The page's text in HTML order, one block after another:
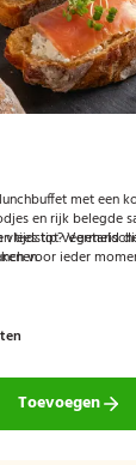
met een
en rijk belegde
tot
voor ieder
tijdstip? Vermeld
Toevoegen